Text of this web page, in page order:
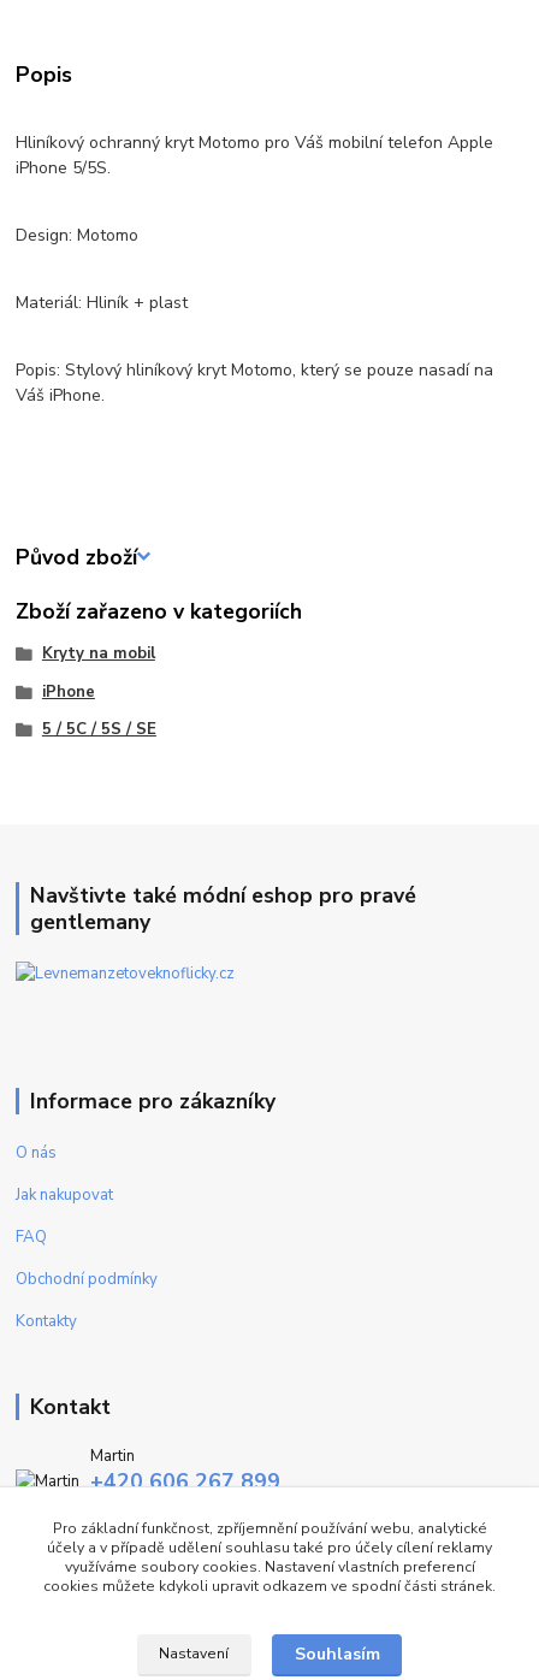
Popis
Hliníkový ochranný kryt Motomo pro Váš mobilní telefon Apple
iPhone 5/5S.
Design: Motomo
Materiál: Hliník + plast
Popis: Stylový hliníkový kryt Motomo, který se pouze nasadí na
Váš iPhone.
Původ zboží
Zboží zařazeno v kategoriích
Kryty na mobil
iPhone
5 / 5C / 5S / SE
Navštivte také módní eshop pro pravé
gentlemany
Informace pro zákazníky
O nás
Jak nakupovat
FAQ
Obchodní podmínky
Kontakty
Kontakt
Martin
+420 606 267 899
info@fashiontrend.cz
Pro základní funkčnost, zpříjemnění používání webu, analytické
účely a v případě udělení souhlasu také pro účely cílení reklamy
využíváme soubory cookies. Nastavení vlastních preferencí
cookies můžete kdykoli upravit odkazem ve spodní části stránek.
Nastavení Souhlasím